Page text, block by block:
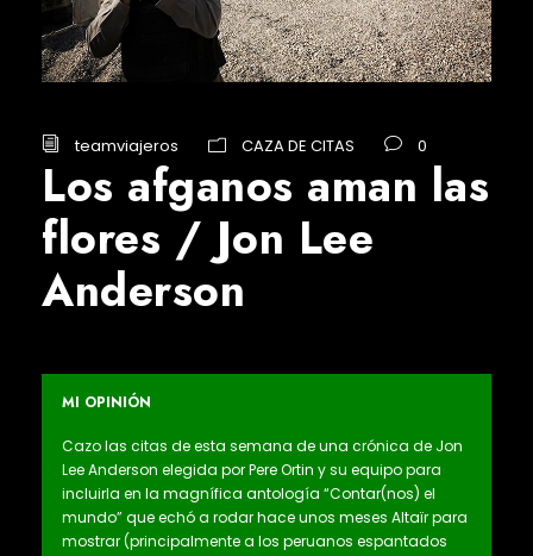
teamviajeros CAZA DE CITAS 0
Los afganos aman las
flores / Jon Lee
Anderson
MI OPINIÓN
Cazo las citas de esta semana de una crónica de Jon
Lee Anderson elegida por Pere Ortin y su equipo para
incluirla en la magnífica antología “Contar(nos) el
mundo” que echó a rodar hace unos meses Altaïr para
mostrar (principalmente a los peruanos espantados